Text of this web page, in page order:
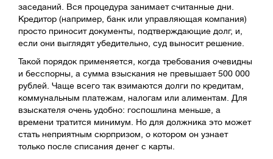
заседаний. Вся процедура занимает считанные дни.
Кредитор (например, банк или управляющая компания)
просто приносит документы, подтверждающие долг, и,
если они выглядят убедительно, суд выносит решение.
Такой порядок применяется, когда требования очевидны
и бесспорны, а сумма взыскания не превышает 500 000
рублей. Чаще всего так взимаются долги по кредитам,
коммунальным платежам, налогам или алиментам. Для
взыскателя очень удобно: госпошлина меньше, а
времени тратится минимум. Но для должника это может
стать неприятным сюрпризом, о котором он узнает
только после списания денег с карты.